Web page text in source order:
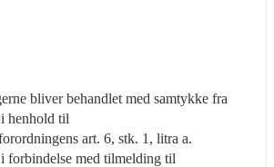
bliver behandlet med samtykke fra
henhold til
art. 6, stk. 1, litra a.
forbindelse med tilmelding til